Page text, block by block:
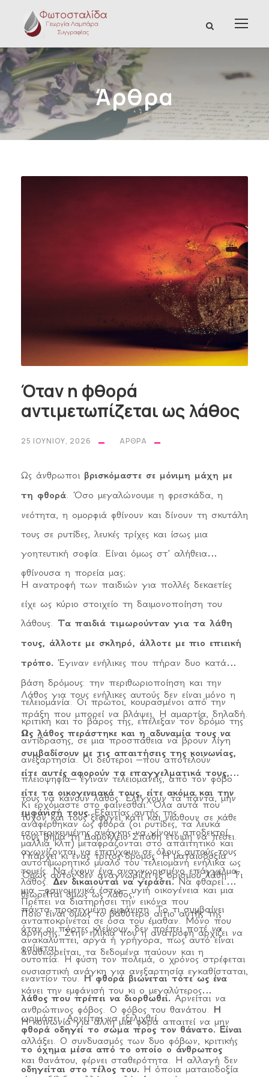
Άρθρα
Όταν η φθορά
αντιμετωπίζεται ως λάθος
25 ΙΟΥΝΊΟΥ, 2026 ΆΡΘΡΑ
Ως άνθρωποι βρισκόμαστε σε μόνιμη μάχη με
τη φθορά. Όσο μεγαλώνουμε η φρεσκάδα, η
νεότητα, η ομορφιά φθίνουν και δίνουν τη σκυτάλη
τους σε ρυτίδες, λευκές τρίχες και ίσως μια
γοητευτική σοφία. Είναι όμως στ’ αλήθεια
φθίνουσα η πορεία μας;
Η ανατροφή των παιδιών για πολλές δεκαετίες
είχε ως κύριο στοιχείο τη δαιμονοποίηση του
λάθους. Τα παιδιά τιμωρούνταν για τα λάθη
τους, άλλοτε με σκληρό, άλλοτε με πιο επιεική
τρόπο. Έγιναν ενήλικες που πήραν δυο κατά
βάση δρόμους: την περιθωριοποίηση και την
τελειομανία. Οι πρώτοι, κουρασμένοι από την
κριτική και το βάρος της, επέλεξαν τον δρόμο της
αντίδρασης, σε μια προσπάθεια να βρουν λίγη
ανεξαρτησία. Οι δεύτεροι –που αποτελούν
πλειοψηφία– έγιναν τελειομανείς, από τον φόβο
τους να κάνουν λάθος. Ελέγχουν τα πάντα, μην
τυχόν και τους ξεφύγει κάτι και νιώθουν σε κάθε
τους βήμα τη Δαμόκλειο Σπάθη έτοιμη να πέσει.
Υπάρχει κι ένας τρίτος δρόμος. Η ματαιοδοξία.
Όμως αυτός δεν αναγνωρίζει εξ ορισμού λάθη. Τι
θεωρείται όμως ως λάθος;
Λάθος για τους ενήλικες αυτούς δεν είναι μόνο η
πράξη που μπορεί να βλάψει. Η αμαρτία, δηλαδή.
Ως λάθος περάστηκε και η αδυναμία τους να
συμβαδίσουν με τις απαιτήσεις της κοινωνίας,
είτε αυτές αφορούν τα επαγγελματικά τους,
είτε τα οικογενειακά τους, είτε ακόμα και την
εμφάνισή τους.Εξαιτίας αυτής της
εσωτερικευμένης ανάγκης να γίνουν αποδεκτοί,
αγωνίζονται να επιτύχουν σε όλους αυτούς τους
τομείς. Να έχουν ένα αναγνωρισμένο επάγγελμα,
μια –φαινομενικά έστω– υγιή οικογένεια και μια
πάντα προσεγμένη εμφάνιση. Το τι συμβαίνει
όταν οι πόρτες κλείνουν, δεν πρέπει ποτέ να
φαίνεται.
Κι ερχόμαστε στο φαίνεσθαι. Όλα αυτά που
αναφέρθηκαν ως φθορά (οι ρυτίδες, τα λευκά
μαλλιά κλπ) μεταφράζονται στο απαιτητικό και
αυτοτιμωρητικό μυαλό του τελειομανή ενήλικα ως
λάθος.Δεν δικαιούται να γεράσει.Να φθαρεί.
Πρέπει να διατηρήσει την εικόνα που
ανταποκρίνεται σε όσα του έμαθαν. Μόνο που
ανακαλύπτει, αργά ή γρήγορα, πως αυτό είναι
ουτοπία. Η φύση τον πολεμά, ο χρόνος στρέφεται
εναντίον του. Η φθορά βιώνεται τότε ως ένα
λάθος που πρέπει να διορθωθεί. Αρνείται να
ωριμάσει. Αρνείται να εξελιχθεί.
Ποιο είναι όμως το βαθύτερο αίτιο αυτής της
άρνησης; Στην ηλικία που η ανατροφή αρχίζει να
αναθεωρείται, τα δεδομένα παύουν και η
ουσιαστική ανάγκη για ανεξαρτησία εγκαθίσταται,
κάνει την εμφάνισή του κι ο μεγαλύτερος
ανθρώπινος φόβος. Ο φόβος του θανάτου. Η
φθορά οδηγεί το σώμα προς τον θάνατο. Είναι
το όχημα μέσα από το οποίο ο άνθρωπος
οδηγείται στο τέλος του. Η όποια ματαιοδοξία
Η κοινωνία για άλλη μια φορά απαιτεί να μην
αλλάξει. Ο συνδυασμός των δυο φόβων, κριτικής
και θανάτου, φέρνει σταθερότητα. Η αλλαγή δεν